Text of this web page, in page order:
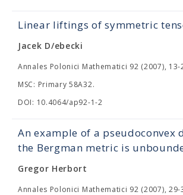
Linear liftings of symmetric
Jacek D/ebecki
Annales Polonici Mathematici 92 (2007), 13-
MSC: Primary 58A32.
DOI: 10.4064/ap92-1-2
An example of a
the Bergman metric is
Gregor Herbort
Annales Polonici Mathematici 92 (2007), 29-